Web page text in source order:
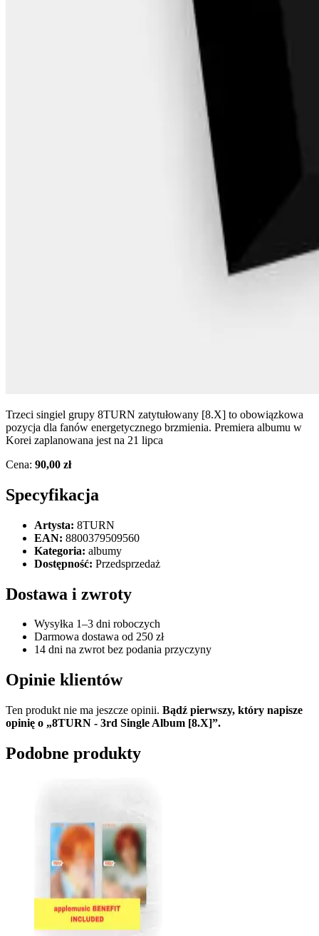
Trzeci singiel grupy 8TURN zatytułowany [8.X] to obowiązkowa
pozycja dla fanów energetycznego brzmienia. Premiera albumu w
Korei zaplanowana jest na 21 lipca
Cena: 90,00 zł
Specyfikacja
Artysta: 8TURN
EAN: 8800379509560
Kategoria: albumy
Dostępność: Przedsprzedaż
Dostawa i zwroty
Wysyłka 1–3 dni roboczych
Darmowa dostawa od 250 zł
14 dni na zwrot bez podania przyczyny
Opinie klientów
Ten produkt nie ma jeszcze opinii. Bądź pierwszy, który napisze
opinię o „8TURN - 3rd Single Album [8.X]”.
Podobne produkty